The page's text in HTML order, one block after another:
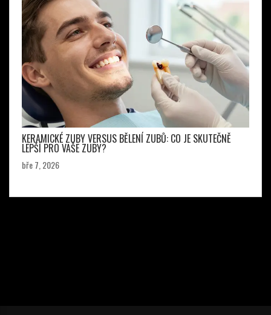
KERAMICKÉ ZUBY VERSUS BĚLENÍ ZUBŮ: CO JE SKUTEČNĚ
LEPŠÍ PRO VAŠE ZUBY?
bře 7, 2026